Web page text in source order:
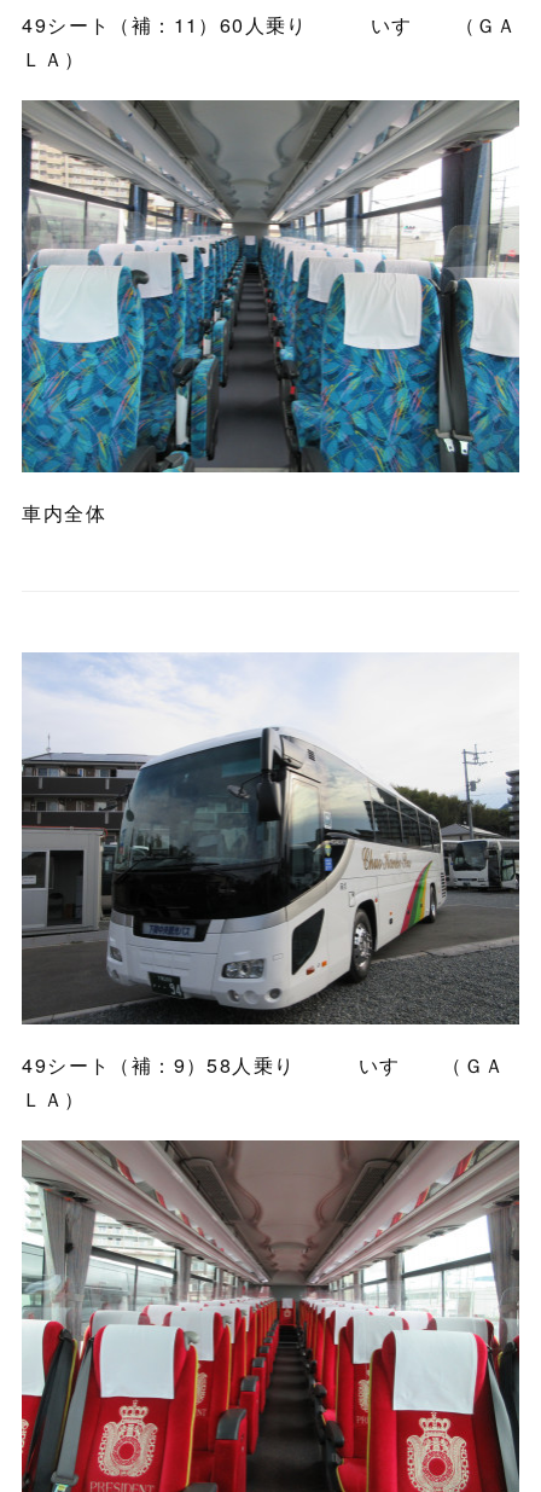
49シート（補：11）60人乗り いすゞ （ＧＡ
ＬＡ）
車内全体
49シート（補：9）58人乗り いすゞ （ＧＡ
ＬＡ）